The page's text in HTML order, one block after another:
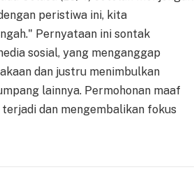
peristiwa ini, kita
Pernyataan ini sontak
sosial, yang menganggap
dan justru menimbulkan
lainnya. Permohonan maaf
dan mengembalikan fokus